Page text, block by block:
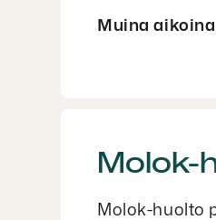
Muina aikoina
Molok-
Molok-huolto